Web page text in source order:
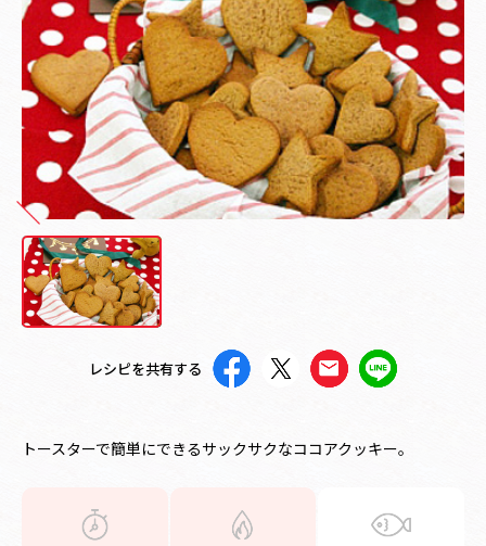
レシピを共有する
トースターで簡単にできるサックサクなココアクッキー。